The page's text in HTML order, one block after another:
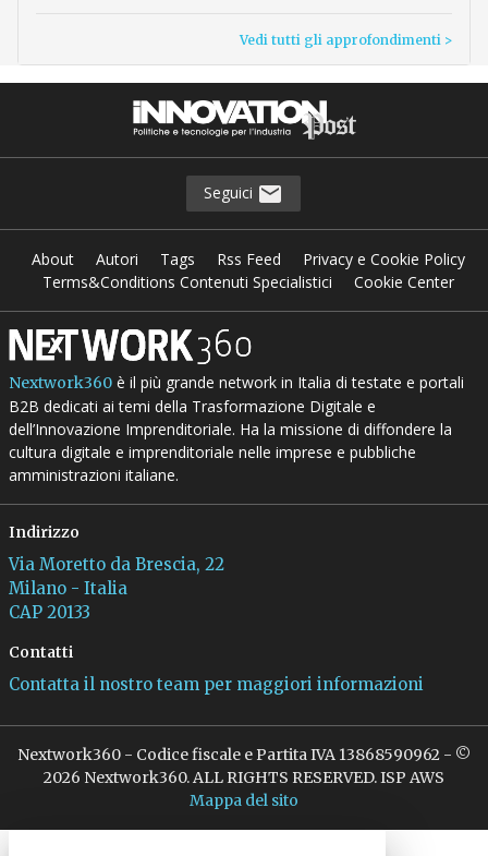
Vedi tutti gli approfondimenti >
Seguici
About Autori Tags Rss Feed
Privacy e Cookie Policy
Terms&Conditions Contenuti Specialistici
Cookie Center
Nextwork360è il più grande network in Italia di testate e portali
B2B dedicati ai temi della Trasformazione Digitale e
dell’Innovazione Imprenditoriale. Ha la missione di diffondere la
cultura digitale e imprenditoriale nelle imprese e pubbliche
amministrazioni italiane.
Indirizzo
Via Moretto da Brescia, 22
Milano - Italia
CAP 20133
Contatti
Contatta il nostro team per maggiori informazioni
Nextwork360 - Codice fiscale e Partita IVA 13868590962 - ©
2026 Nextwork360. ALL RIGHTS RESERVED. ISP AWS
Mappa del sito